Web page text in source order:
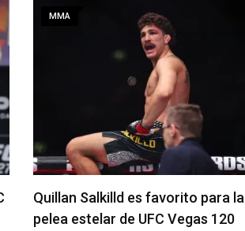
MMA
Se anuncia la cartelera completa
del UFC 331